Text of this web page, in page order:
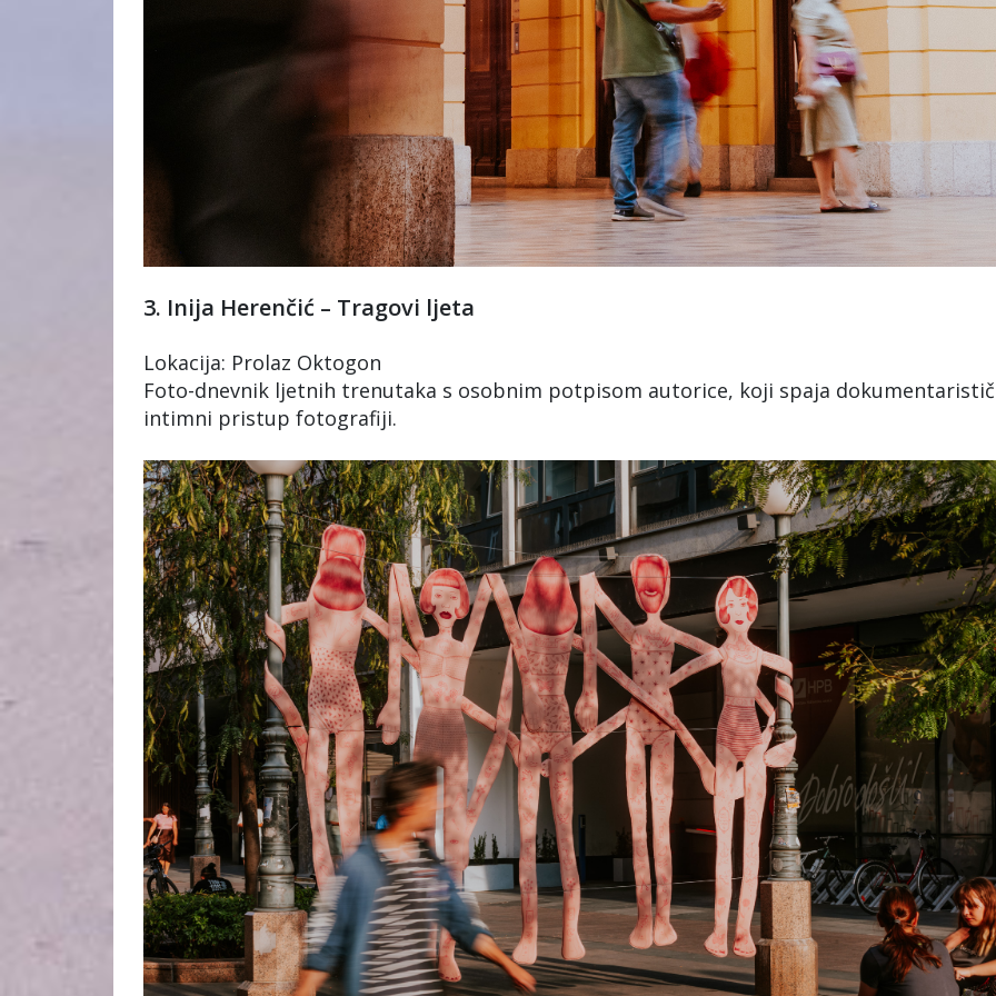
3. Inija Herenčić – Tragovi ljeta
Lokacija: Prolaz Oktogon
Foto-dnevnik ljetnih trenutaka s osobnim potpisom autorice, koji spaja
intimni pristup fotografiji.